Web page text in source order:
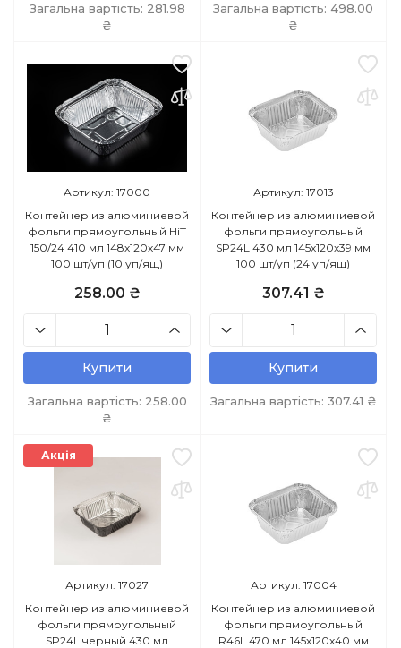
Загальна вартість: 281.98
₴
Загальна вартість: 498.00
₴
Артикул: 17000
Контейнер из алюминиевой
фольги прямоугольный HiT
150/24 410 мл 148х120х47 мм
100 шт/уп (10 уп/ящ)
258.00 ₴
Купити
Загальна вартість: 258.00
₴
Артикул: 17013
Контейнер из алюминиевой
фольги прямоугольный
SP24L 430 мл 145х120х39 мм
100 шт/уп (24 уп/ящ)
307.41 ₴
Купити
Загальна вартість: 307.41 ₴
Акція
Артикул: 17027
Контейнер из алюминиевой
фольги прямоугольный
SP24L черный 430 мл
Артикул: 17004
Контейнер из алюминиевой
фольги прямоугольный
R46L 470 мл 145х120х40 мм